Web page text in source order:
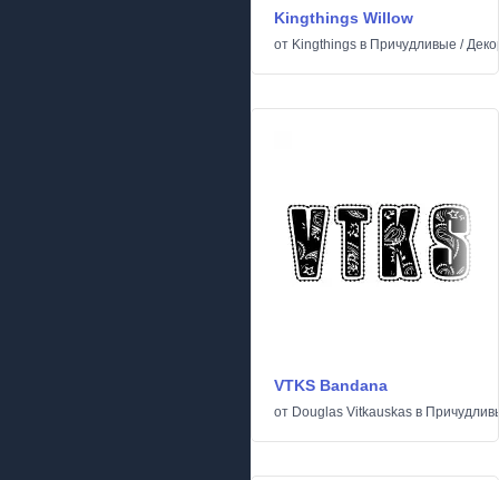
Kingthings Willow
от Kingthings в Причудливые /
VTKS Bandana
от Douglas Vitkauskas в